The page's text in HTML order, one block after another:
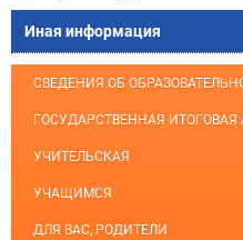
Иная информация
СВЕДЕНИЯ ОБ
ГОСУДАРСТВЕННАЯ ИТОГОВАЯ
УЧИТЕЛЬСКАЯ
УЧАЩИМСЯ
ДЛЯ ВАС, РОДИТЕЛИ